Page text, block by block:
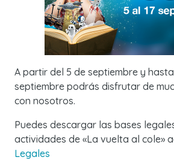
A partir del 5 de septiembre y hasta
septiembre podrás disfrutar de
con nosotros.
Puedes descargar las bases
actividades de «La vuelta al cole»
Legales